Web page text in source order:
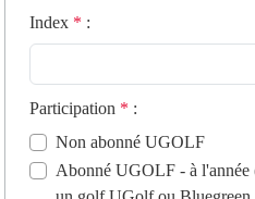
Index * :
Participation * :
Non abonné UGOLF
Abonné UGOLF - à